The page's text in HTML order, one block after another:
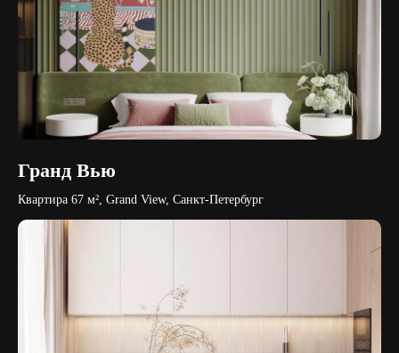
Гранд Вью
Квартира 67 м², Grand View, Санкт-Петербург